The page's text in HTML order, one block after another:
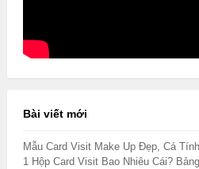
Bài viết mới
Mẫu Card Visit Make Up Đẹp, Cá
1 Hộp Card Visit Bao Nhiêu Cái?